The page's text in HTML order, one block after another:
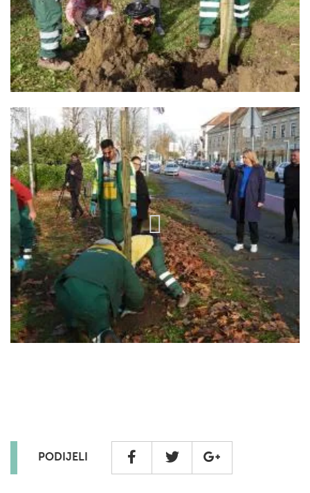
PODIJELI